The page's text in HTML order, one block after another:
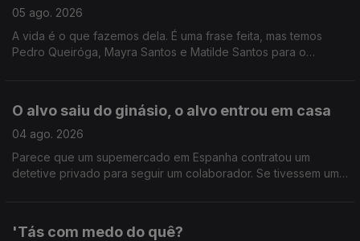
05 ago. 2026
A vida é o que fazemos dela. É uma frase feita, mas temos
Pedro Queiróga, Mayra Santos e Matilde Santos para o
O alvo saiu do ginásio, o alvo entrou em casa
04 ago. 2026
Parece que um supemercado em Espanha contratou um
detetive privado para seguir um colaborador. Se tivessem um
'Tás com medo do quê?